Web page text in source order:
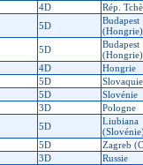
4D Rép.
5D
Budapest
(Hongrie)
5D
Budapest
(Hongrie)
4D Hongrie
5D Slovaquie
5D Slovénie
3D Pologne
5D
Liubiana
5D Zagreb
3D Russie